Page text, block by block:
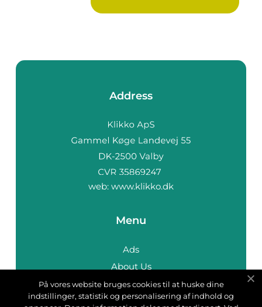
Address
web: www.klikko.dk
Menu
Ads
About Us
Cookies
Contact
På vores website bruges cookies til at huske dine
indstillinger, statistik og personalisering af indhold og